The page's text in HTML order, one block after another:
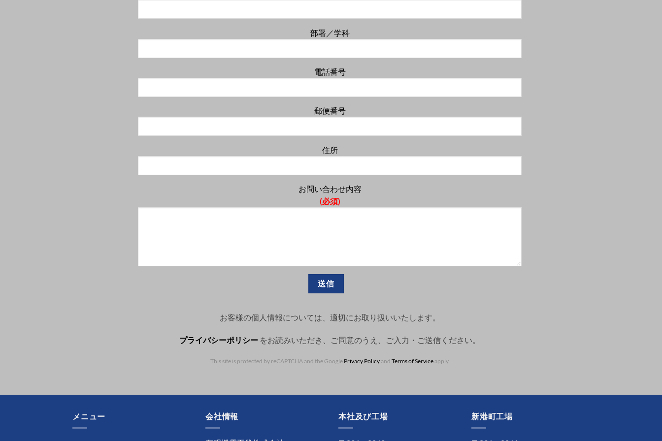
部署／学科
電話番号
郵便番号
住所
お問い合わせ内容
(必須)
お客様の個人情報については、適切にお取り扱いいたします。
プライバシーポリシー をお読みいただき、ご同意のうえ、ご入力・ご送信ください。
This site is protected by reCAPTCHA and the Google Privacy Policyand Terms of Serviceapply.
メニュー 会社情報 本社及び工場 新港町工場